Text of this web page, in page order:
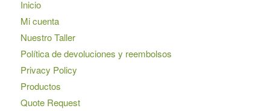
Inicio
Mi cuenta
Nuestro Taller
Política de devoluciones y reembolsos
Privacy Policy
Productos
Quote Request